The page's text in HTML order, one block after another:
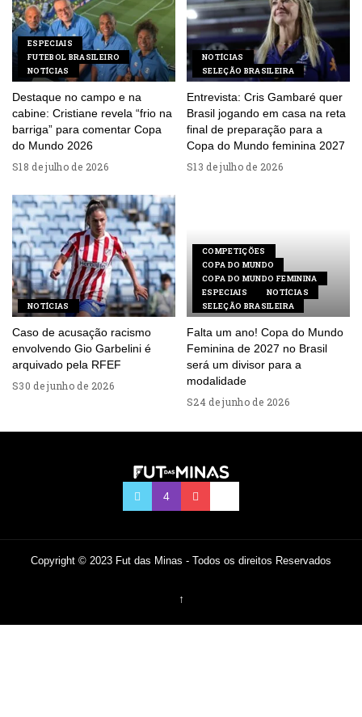
ESPECIAIS
FUTEBOL BRASILEIRO
NOTÍCIAS
Destaque no campo e na
cabine: Cristiane revela “frio na
barriga” para comentar Copa
do Mundo 2026
18 de julho de 2026
NOTÍCIAS
SELEÇÃO BRASILEIRA
Entrevista: Cris Gambaré quer
Brasil jogando em casa na reta
final de preparação para a
Copa do Mundo feminina 2027
13 de julho de 2026
NOTÍCIAS
Caso de acusação racismo
envolvendo Gio Garbelini é
arquivado pela RFEF
30 de junho de 2026
COMPETIÇÕES
COPA DO MUNDO
COPA DO MUNDO FEMININA
ESPECIAIS
NOTÍCIAS
SELEÇÃO BRASILEIRA
Falta um ano! Copa do Mundo
Feminina de 2027 no Brasil
será um divisor para a
modalidade
24 de junho de 2026
Copyright © 2023 Fut das Minas - Todos os direitos Reservados
↑